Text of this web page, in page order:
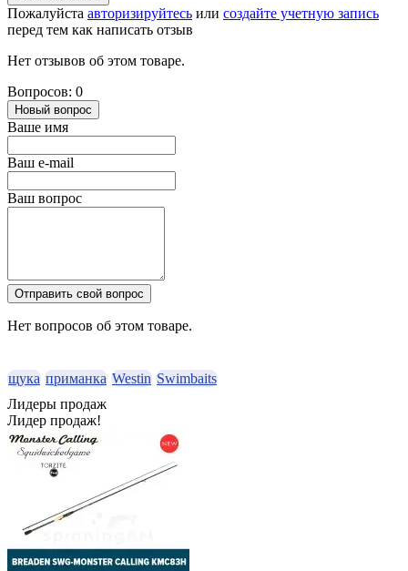
Пожалуйста авторизируйтесь или создайте учетную запись
перед тем как написать отзыв
Нет отзывов об этом товаре.
Вопросов: 0
Новый вопрос
Ваше имя
Ваш e-mail
Ваш вопрос
Отправить свой вопрос
Нет вопросов об этом товаре.
щука приманка Westin Swimbaits
Лидеры продаж
Лидер продаж!